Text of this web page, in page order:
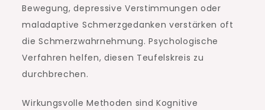
Bewegung, depressive Verstimmungen oder
maladaptive Schmerzgedanken verstärken oft
die Schmerzwahrnehmung. Psychologische
Verfahren helfen, diesen Teufelskreis zu
durchbrechen.
Wirkungsvolle Methoden sind Kognitive